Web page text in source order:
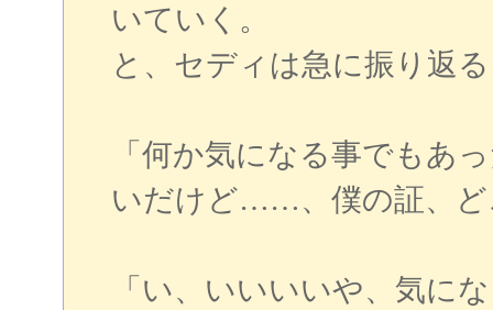
いていく。
と、セディは急に振り返
「何か気になる事でもあ
いだけど……、僕の証、ど
「い、いいいいや、気に